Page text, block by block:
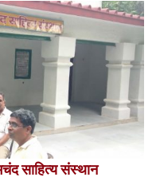
साहित्य संस्थान